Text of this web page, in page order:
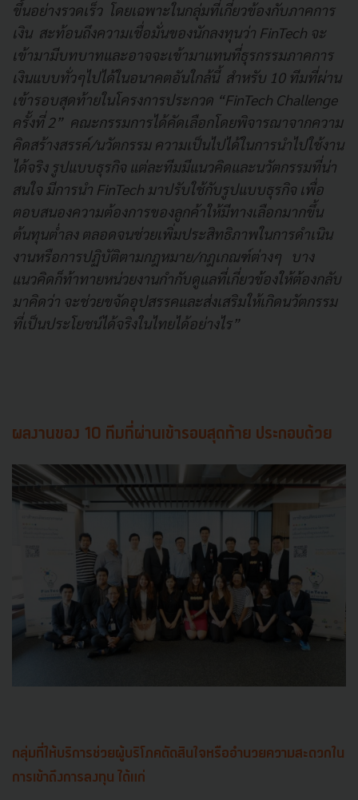
ขึ้นอย่างรวดเร็ว โดยเฉพาะในกลุ่มที่เกี่ยวข้องกับภาคการ
เงิน สะท้อนถึงความเชื่อมั่นของนักลงทุนว่า FinTech จะ
เข้ามามีบทบาทและอาจจะเข้ามาแทนที่ธุรกรรมภาคการ
เงินแบบทั่วๆไปได้ในอนาคตอันใกล้นี้ สำหรับ 10 ทีมที่ผ่าน
เข้ารอบสุดท้ายในโครงการประกวด “FinTech Challenge
ครั้งที่ 2” คณะกรรมการได้คัดเลือกโดยพิจารณาจากความ
คิดสร้างสรรค์/นวัตกรรม ความเป็นไปได้ในการนำไปใช้งาน
ได้จริง รูปแบบธุรกิจ แต่ละทีมมีแนวคิดและนวัตกรรมที่น่า
สนใจ มีการนำ FinTech มาปรับใช้กับรูปแบบธุรกิจ เพื่อ
ตอบสนองความต้องการของลูกค้าให้มีทางเลือกมากขึ้น
ต้นทุนต่ำลง ตลอดจนช่วยเพิ่มประสิทธิภาพในการดำเนิน
งานหรือการปฏิบัติตามกฎหมาย/กฎเกณฑ์ต่างๆ บาง
แนวคิดก็ท้าทายหน่วยงานกำกับดูแลที่เกี่ยวข้องให้ต้องกลับ
มาคิดว่า จะช่วยขจัดอุปสรรคและส่งเสริมให้เกิดนวัตกรรม
ที่เป็นประโยชน์ได้จริงในไทยได้อย่างไร”
ผลงานของ 10 ทีมที่ผ่านเข้ารอบสุดท้าย ประกอบด้วย
กลุ่มที่ให้บริการช่วยผู้บริโภคตัดสินใจหรืออำนวยความสะดวกใน
การเข้าถึงการลงทุน ได้แก่